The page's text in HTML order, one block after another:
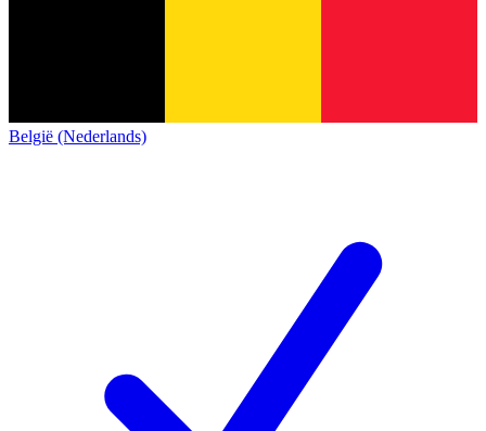
België (Nederlands)